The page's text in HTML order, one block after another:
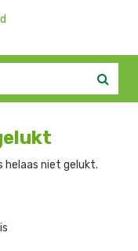
helaas niet gelukt.